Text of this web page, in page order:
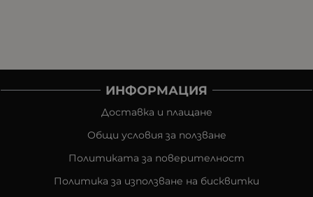
ИНФОРМАЦИЯ
Доставка и плащане
Общи условия за ползване
Политиката за поверителност
Политика за използване на бисквитки